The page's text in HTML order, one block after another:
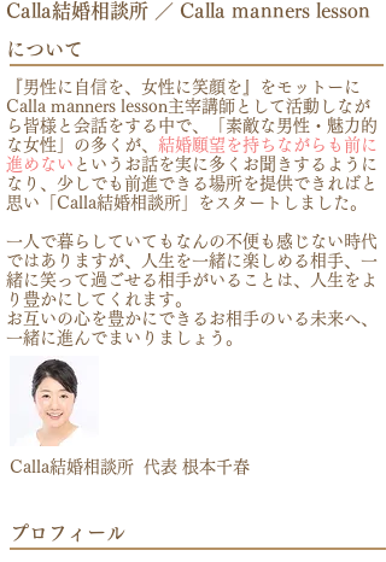
Calla結婚相談所 ／ Calla manners lesson
について
『男性に自信を、女性に笑顔を』をモットーに
Calla manners lesson主宰講師として活動しなが
ら皆様と会話をする中で、「素敵な男性・魅力的
な女性」の多くが、 結婚願望を持ちながらも前に
進めない というお話を実に多くお聞きするように
なり、少しでも前進できる場所を提供できればと
思い「Calla結婚相談所」をスタートしました。
一人で暮らしていてもなんの不便も感じない時代
ではありますが、人生を一緒に楽しめる相手、一
緒に笑って過ごせる相手がいることは、人生をよ
り豊かにしてくれます。
お互いの心を豊かにできるお相手のいる未来へ、
一緒に進んでまいりましょう。
Calla結婚相談所 代表 根本千春
プロフィール